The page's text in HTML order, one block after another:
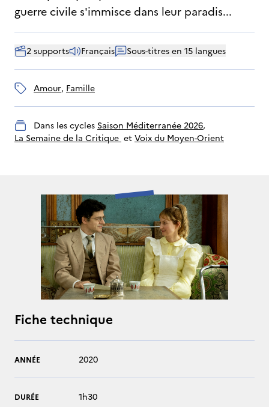
guerre civile s'immisce dans leur paradis...
2 supports Français Sous-titres en 15 langues
amour, famille
Dans les cycles Saison Méditerranée 2026,
La Semaine de la Critique et Voix du Moyen-Orient
Fiche technique
ANNÉE 2020
DURÉE 1h30